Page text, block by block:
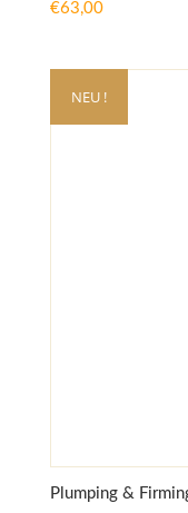
€63,00
NEU !
Plumping &